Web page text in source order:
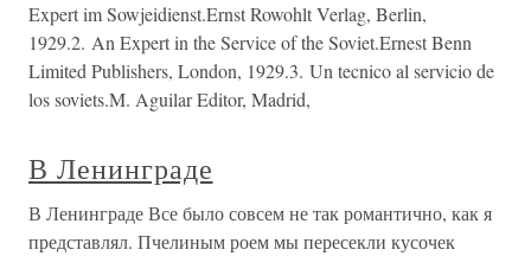
Expert im Sowjeidienst.Ernst Rowohlt Verlag, Berlin,
1929.2. An Expert in the Service of the Soviet.Ernest Benn
Limited Publishers, London, 1929.3. Un tecnico al servicio de
los soviets.M. Aguilar Editor, Madrid,
В Ленинграде
В Ленинграде Все было совсем не так романтично, как я
представлял. Пчелиным роем мы пересекли кусочек